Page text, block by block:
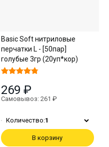
Basic Soft нитриловые
перчатки L - [50пар]
голубые 3гр (20уп*кор)
269 ₽
Самовывоз: 261 ₽
Количество:1
В корзину